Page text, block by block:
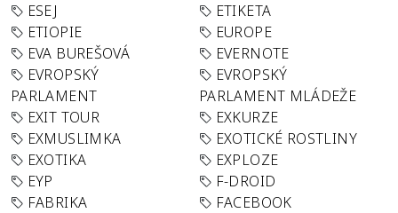
ESEJ
ETIKETA
ETIOPIE
EUROPE
EVA BUREŠOVÁ
EVERNOTE
EVROPSKÝ
PARLAMENT
EVROPSKÝ
PARLAMENT MLÁDEŽE
EXIT TOUR
EXKURZE
EXMUSLIMKA
EXOTICKÉ ROSTLINY
EXOTIKA
EXPLOZE
EYP
F-DROID
FABRIKA
FACEBOOK